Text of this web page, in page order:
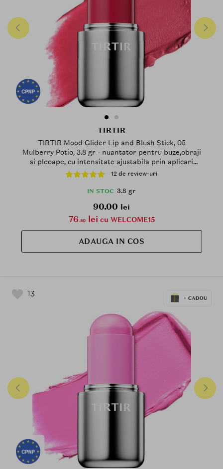
TIRTIR
TIRTIR Mood Glider Lip and Blush Stick, 05
Mulberry Potio, 3.8 gr - nuantator pentru buze,obraji
si pleoape, cu intensitate ajustabila prin aplicari
succesive12 de review-uri
IN STOC 3.8 gr
90.00 lei
76.50lei cu WELCOME15
ADAUGA IN COS
13